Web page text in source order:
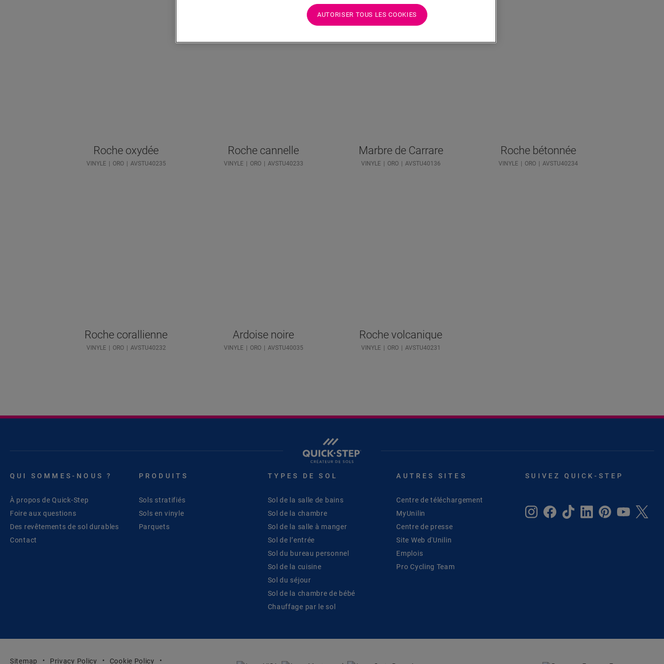
Roche oxydée
VINYLE ORO AVSTU40235
Roche cannelle
VINYLE ORO AVSTU40233
Marbre de Carrare
VINYLE ORO AVSTU40136
Roche bétonnée
VINYLE ORO AVSTU40234
Roche corallienne
VINYLE ORO AVSTU40232
Ardoise noire
VINYLE ORO AVSTU40035
Roche volcanique
VINYLE ORO AVSTU40231
QUI SOMMES-NOUS ?
À propos de Quick-Step
Foire aux questions
Des revêtements de sol durables
Contact
PRODUITS
Sols stratifiés
Sols en vinyle
Parquets
TYPES DE SOL
Sol de la salle de bains
Sol de la chambre
Sol de la salle à manger
Sol de l’entrée
Sol du bureau personnel
Sol de la cuisine
Sol du séjour
Sol de la chambre de bébé
Chauffage par le sol
AUTRES SITES
Centre de téléchargement
MyUnilin
Centre de presse
Site Web d'Unilin
Emplois
Pro Cycling Team
SUIVEZ QUICK-STEP
Sitemap Privacy Policy Cookie Policy
AUTORISER TOUS LES COOKIES